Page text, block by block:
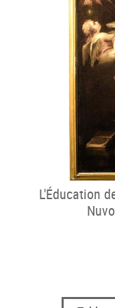
L'Éducation